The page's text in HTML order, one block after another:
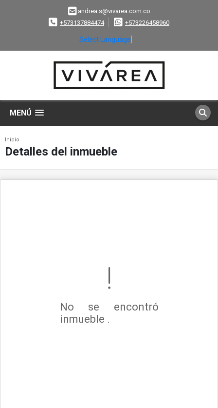
andrea.s@vivarea.com.co
+573137884474
+573226458960
Select Language
MENÚ
Inicio
Detalles del inmueble
No se encontró
inmueble .